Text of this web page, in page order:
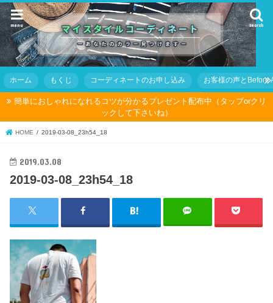
search
menu
ホーム もくじ コーディネートのお申し込み お客様の声とBefore
簡単におしゃれになれるコツが分かるプレゼント配布中（タップorクリ
ックして下さいね）
HOME 2019-03-08_23h54_18
2019.03.08
2019-03-08_23h54_18